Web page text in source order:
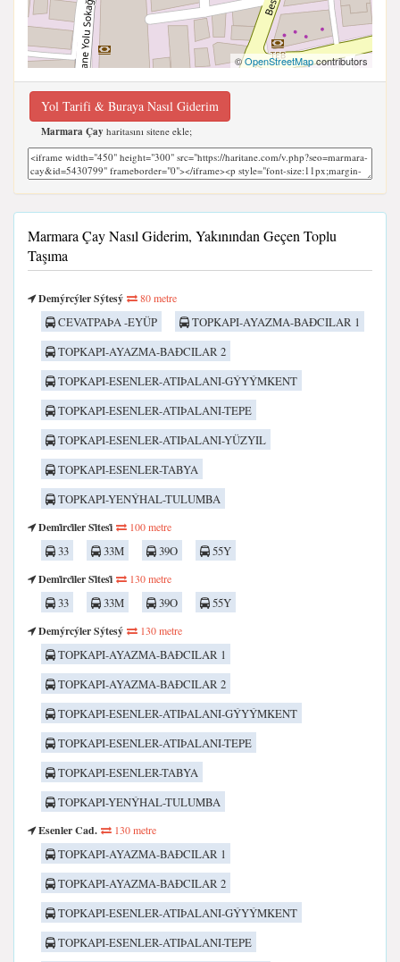
©OpenStreetMapcontributors
Yol Tarifi & Buraya Nasıl Giderim
Marmara Çay haritasını sitene ekle;
Marmara Çay Nasıl Giderim, Yakınından Geçen Toplu
Taşıma
Demýrcýler Sýtesý 80 metre
CEVATPAÞA -EYÜP
TOPKAPI-AYAZMA-BAÐCILAR 1
TOPKAPI-AYAZMA-BAÐCILAR 2
TOPKAPI-ESENLER-ATIÞALANI-GÝYÝMKENT
TOPKAPI-ESENLER-ATIÞALANI-TEPE
TOPKAPI-ESENLER-ATIÞALANI-YÜZYIL
TOPKAPI-ESENLER-TABYA
TOPKAPI-YENÝHAL-TULUMBA
Demi̇rci̇ler Si̇tesi̇
100 metre
33 33M 39O
55Y
Demi̇rci̇ler Si̇tesi̇
130 metre
33 33M 39O
55Y
Demýrcýler Sýtesý
130 metre
TOPKAPI-AYAZMA-BAÐCILAR 1
TOPKAPI-AYAZMA-BAÐCILAR 2
TOPKAPI-ESENLER-ATIÞALANI-GÝYÝMKENT
TOPKAPI-ESENLER-ATIÞALANI-TEPE
TOPKAPI-ESENLER-TABYA
TOPKAPI-YENÝHAL-TULUMBA
Esenler Cad.
130 metre
TOPKAPI-AYAZMA-BAÐCILAR 1
TOPKAPI-AYAZMA-BAÐCILAR 2
TOPKAPI-ESENLER-ATIÞALANI-GÝYÝMKENT
TOPKAPI-ESENLER-ATIÞALANI-TEPE